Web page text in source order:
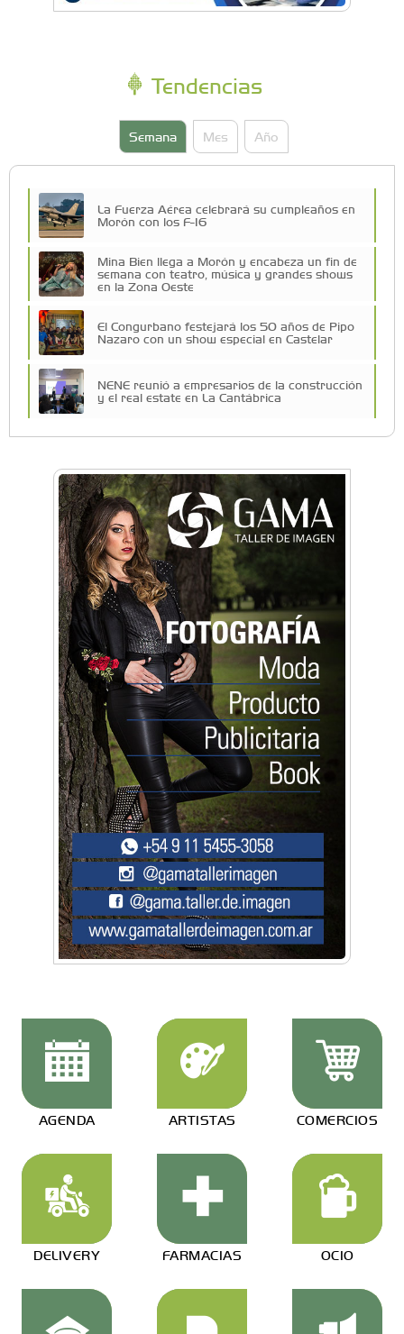
Tendencias
Semana Mes Año
La Fuerza Aérea celebrará su cumpleaños en
Morón con los F-16
Mina Bien llega a Morón y encabeza un fin de
semana con teatro, música y grandes shows
en la Zona Oeste
El Congurbano festejará los 50 años de Pipo
Nazaro con un show especial en Castelar
NENE reunió a empresarios de la construcción
y el real estate en La Cantábrica
La primera vez que Eva Perón voló en avión lo
hizo desde Morón
Mariana Croce: "Hoy las empresas necesitan
un asesoramiento integral para crecer con
seguridad"
Música, teatro, yoga, danza y mucho más:
Conocé todos los talleres para aprender y
disfrutar en la Zona Oeste
AGENDA ARTISTAS COMERCIOS
DELIVERY FARMACIAS OCIO